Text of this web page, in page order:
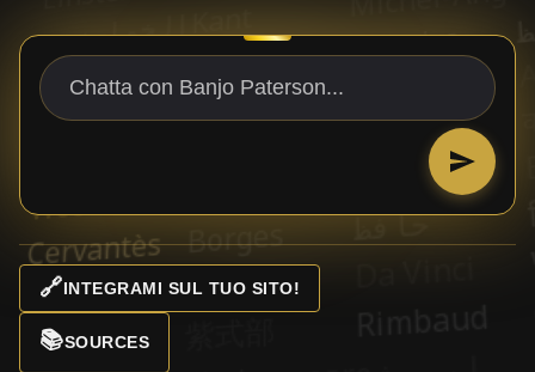
🔗INTEGRAMI SUL TUO SITO!
📚SOURCES